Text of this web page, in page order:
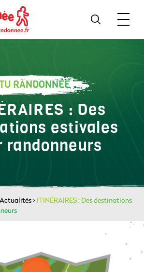
RANDONNÉE
: Des
estivales
randonneurs
Actualités> ITINÉRAIRES : Des destinations